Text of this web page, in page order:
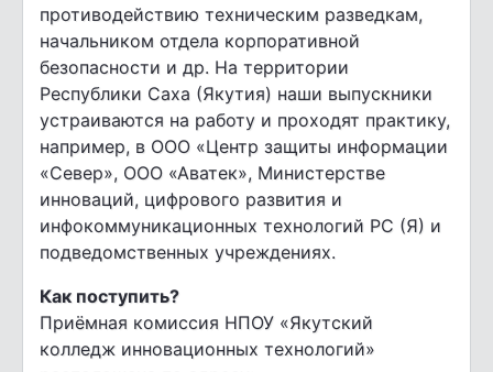
противодействию техническим разведкам,
начальником отдела корпоративной
безопасности и др. На территории
Республики Саха (Якутия) наши выпускники
устраиваются на работу и проходят практику,
например, в ООО «Центр защиты информации
«Север», ООО «Аватек», Министерстве
инноваций, цифрового развития и
инфокоммуникационных технологий РС (Я) и
подведомственных учреждениях.
Как поступить?
Приёмная комиссия НПОУ «Якутский
колледж инновационных технологий»